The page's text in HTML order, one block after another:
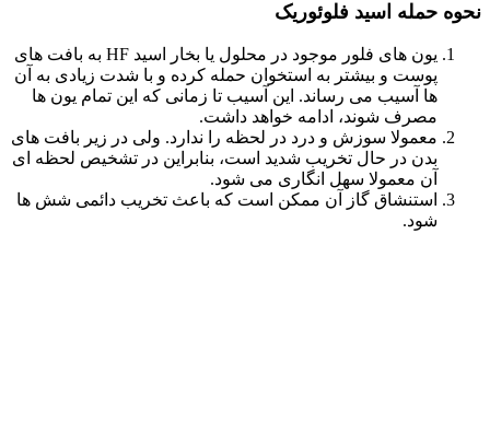
نحوه حمله اسید فلوئوریک
یون های فلور موجود در محلول یا بخار اسید HF به بافت های
پوست و بیشتر به استخوان حمله کرده و با شدت زیادی به آن
ها آسیب می رساند. این آسیب تا زمانی که این تمام یون ها
مصرف شوند، ادامه خواهد داشت.
معمولا سوزش و درد در لحظه را ندارد. ولی در زیر بافت های
بدن در حال تخریب شدید است، بنابراین در تشخیص لحظه ای
آن معمولا سهل انگاری می شود.
استنشاق گاز آن ممکن است که باعث تخریب دائمی شش ها
شود.